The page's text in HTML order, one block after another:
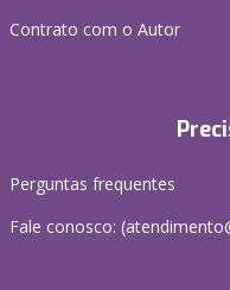
Contrato com o Autor
Perguntas frequentes
Fale conosco: